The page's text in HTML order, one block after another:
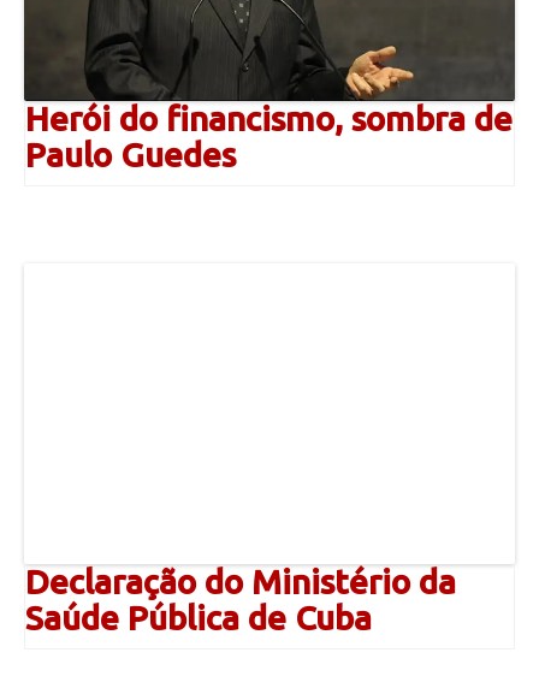
Herói do financismo, sombra de
Paulo Guedes
Declaração do Ministério da
Saúde Pública de Cuba